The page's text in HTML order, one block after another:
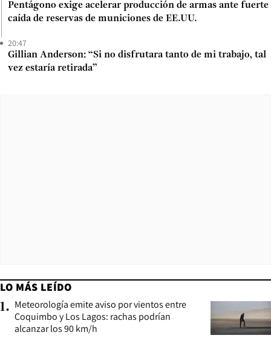
Pentágono exige acelerar producción de armas ante fuerte
caída de reservas de municiones de EE.UU.
20:47
Gillian Anderson: “Si no disfrutara tanto de mi trabajo, tal
vez estaría retirada”
LO MÁS LEÍDO
1. Meteorología emite aviso por vientos entre
Coquimbo y Los Lagos: rachas podrían
alcanzar los 90 km/h